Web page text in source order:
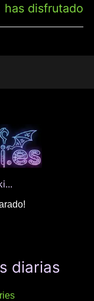
has disfrutado
diarias